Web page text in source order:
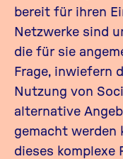
bereit für ihren
Netzwerke sind
die für sie
Frage, inwiefern
Nutzung von
alternative
gemacht werden
dieses komplexe